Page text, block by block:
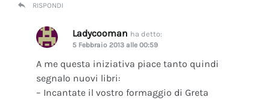
RISPONDI
Ladycooman ha detto:
5 Febbraio 2013 alle 00:59
A me questa iniziativa piace tanto quindi
segnalo nuovi libri:
– Incantate il vostro formaggio di Greta